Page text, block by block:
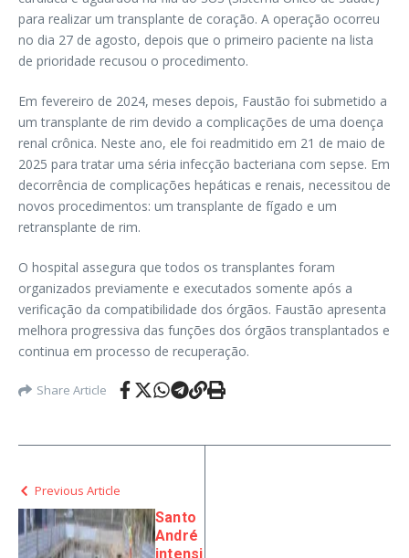
para realizar um transplante de coração. A operação ocorreu
no dia 27 de agosto, depois que o primeiro paciente na lista
de prioridade recusou o procedimento.
Em fevereiro de 2024, meses depois, Faustão foi submetido a
um transplante de rim devido a complicações de uma doença
renal crônica. Neste ano, ele foi readmitido em 21 de maio de
2025 para tratar uma séria infecção bacteriana com sepse. Em
decorrência de complicações hepáticas e renais, necessitou de
novos procedimentos: um transplante de fígado e um
retransplante de rim.
O hospital assegura que todos os transplantes foram
organizados previamente e executados somente após a
verificação da compatibilidade dos órgãos. Faustão apresenta
melhora progressiva das funções dos órgãos transplantados e
continua em processo de recuperação.
Share Article
Previous Article
Santo
André
intensi